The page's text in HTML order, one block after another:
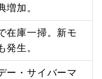
増加。
在庫一掃。新モ
発生。
ー・サイバーマ